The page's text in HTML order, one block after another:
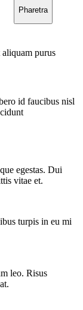
Pharetra
purus
id faucibus nisl
egestas. Dui
vitae et.
turpis in eu mi
leo. Risus